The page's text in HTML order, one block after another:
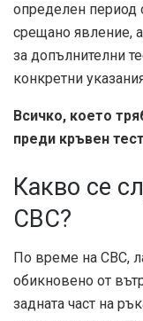
определен период
срещано явление,
за допълнителни
конкретни
Всичко, което
преди кръвен
Какво се
CBC?
По време на CBC,
обикновено от
задната част на